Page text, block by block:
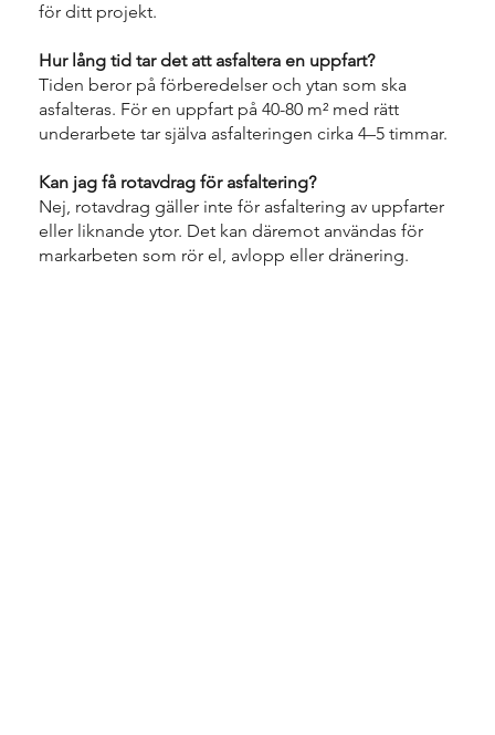
för ditt projekt.
Hur lång tid tar det att asfaltera en uppfart?
Tiden beror på förberedelser och ytan som ska
asfalteras. För en uppfart på 40-80 m² med rätt
underarbete tar själva asfalteringen cirka 4–5 timmar.
Kan jag få rotavdrag för asfaltering?
Nej, rotavdrag gäller inte för asfaltering av uppfarter
eller liknande ytor. Det kan däremot användas för
markarbeten som rör el, avlopp eller dränering.